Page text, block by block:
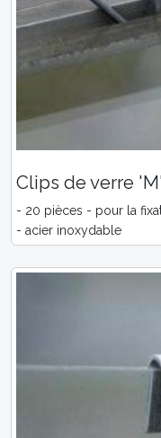
Clips de verre
- 20 pièces - pour la
- acier inoxydable